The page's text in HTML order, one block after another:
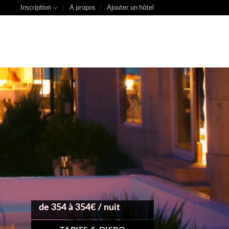
Inscription A propos Ajouter un hôtel
de 354 à 354€ / nuit